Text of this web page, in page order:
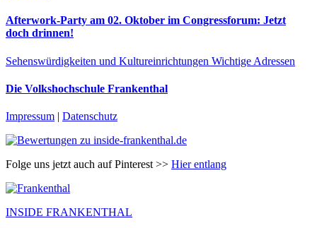
Afterwork-Party am 02. Oktober im Congressforum: Jetzt
doch drinnen!
Sehenswürdigkeiten und Kultureinrichtungen Wichtige Adressen
Die Volkshochschule Frankenthal
Impressum | Datenschutz
Folge uns jetzt auch auf Pinterest >> Hier entlang
INSIDE FRANKENTHAL